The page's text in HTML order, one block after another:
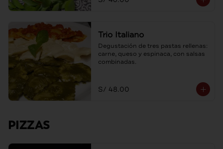
Trio Italiano
Degustación de tres pastas rellenas:
carne, queso y espinaca, con salsas
combinadas.
S/ 48.00
PIZZAS